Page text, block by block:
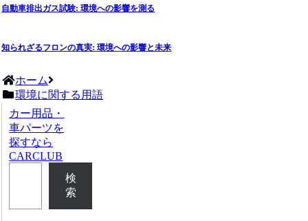
自動車排出ガス試験: 環境への影響を測る
知られざるフロンの真実: 環境への影響と未来
ホーム
環境に関する用語
カー用品・
車パーツを
探すなら
CARCLUB
検
索